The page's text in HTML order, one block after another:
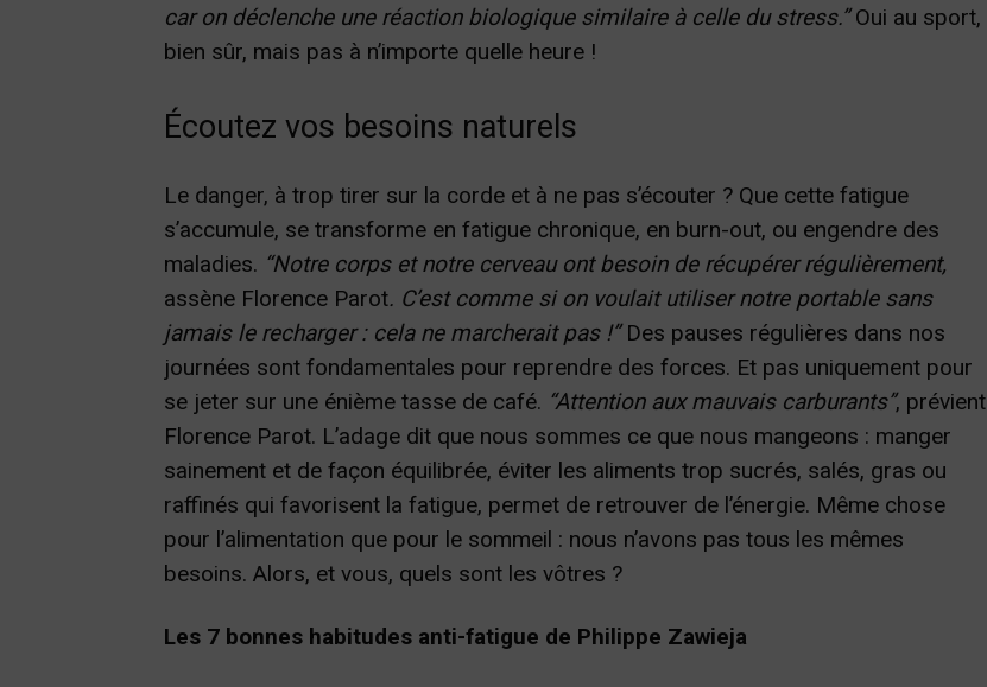
car on déclenche une réaction biologique similaire à celle du stress.”Oui au sport,
bien sûr, mais pas à n’importe quelle heure !
Écoutez vos besoins naturels
Le danger, à trop tirer sur la corde et à ne pas s’écouter ? Que cette fatigue
s’accumule, se transforme en fatigue chronique, en burn-out, ou engendre des
maladies. “Notre corps et notre cerveau ont besoin de récupérer régulièrement,
assène Florence Parot. C’est comme si on voulait utiliser notre portable sans
jamais le recharger : cela ne marcherait pas !”Des pauses régulières dans nos
journées sont fondamentales pour reprendre des forces. Et pas uniquement pour
se jeter sur une énième tasse de café. “Attention aux mauvais carburants”, prévient
Florence Parot. L’adage dit que nous sommes ce que nous mangeons : manger
sainement et de façon équilibrée, éviter les aliments trop sucrés, salés, gras ou
raffinés qui favorisent la fatigue, permet de retrouver de l’énergie. Même chose
pour l’alimentation que pour le sommeil : nous n’avons pas tous les mêmes
besoins. Alors, et vous, quels sont les vôtres ?
Les 7 bonnes habitudes anti-fatigue de Philippe Zawieja